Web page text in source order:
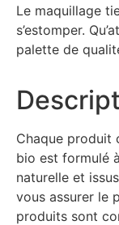
Le maquillage
s’estomper.
palette de
Chaque produit
bio est formulé
naturelle et
vous assurer le
produits sont